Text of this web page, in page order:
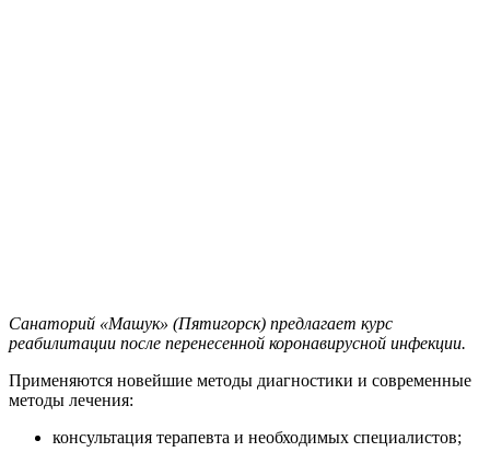
Санаторий «Машук» (Пятигорск) предлагает курс
реабилитации после перенесенной коронавирусной инфекции.
Применяются новейшие методы диагностики и современные
методы лечения:
консультация терапевта и необходимых специалистов;